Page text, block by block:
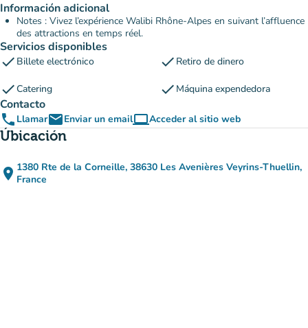
Información adicional
Notes : Vivez l’expérience Walibi Rhône-Alpes en suivant l’affluence
des attractions en temps réel.
Servicios disponibles
check Billete electrónico check Retiro de dinero
checkCatering check Máquina expendedora
Contacto
phone LlamaremailEnviar un emailcomputerAcceder al sitio web
(nueva pestaña)
Úbicación
place 1380 Rte de la Corneille, 38630 Les Avenières Veyrins-Thuellin,
France